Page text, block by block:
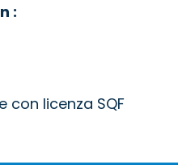
:
con licenza SQF